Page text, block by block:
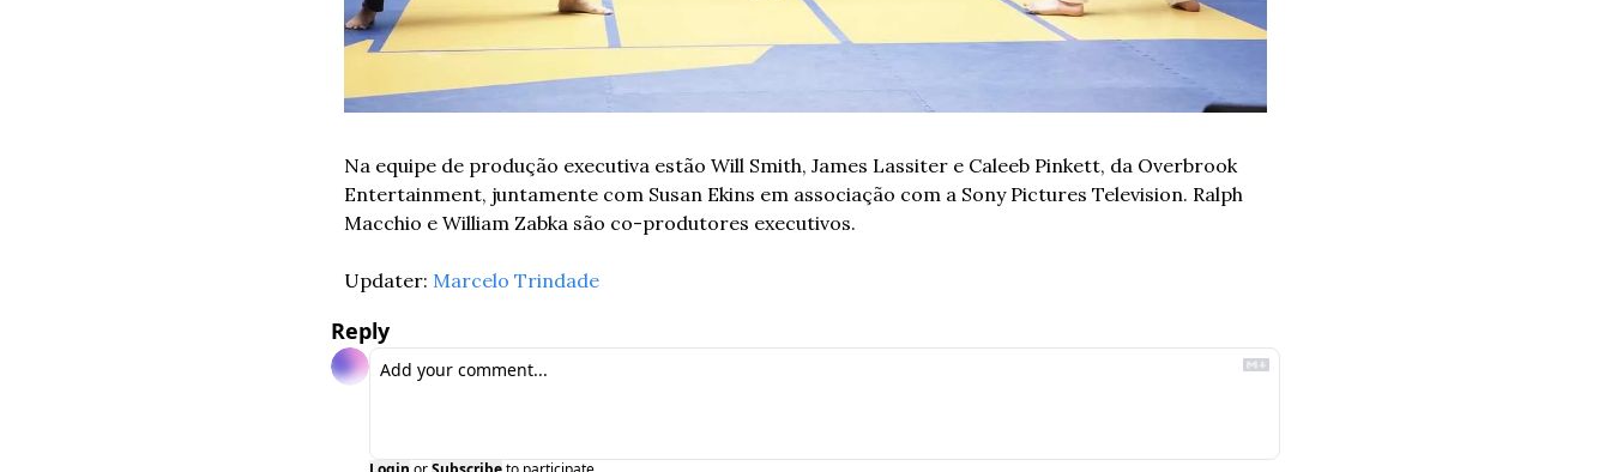
Na equipe de produção executiva estão Will Smith, James Lassiter e Caleeb Pinkett, da Overbrook
Entertainment, juntamente com Susan Ekins em associação com a Sony Pictures Television. Ralph
Macchio e William Zabka são co-produtores executivos.
Updater: Marcelo Trindade
Reply